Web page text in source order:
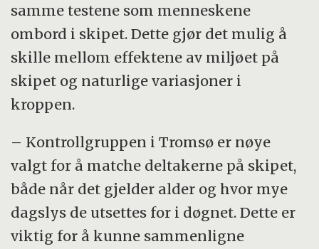
samme testene som menneskene
ombord i skipet. Dette gjør det mulig å
skille mellom effektene av miljøet på
skipet og naturlige variasjoner i
kroppen.
– Kontrollgruppen i Tromsø er nøye
valgt for å matche deltakerne på skipet,
både når det gjelder alder og hvor mye
dagslys de utsettes for i døgnet. Dette er
viktig for å kunne sammenligne